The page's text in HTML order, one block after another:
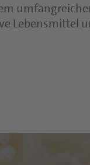
Lebensmittel